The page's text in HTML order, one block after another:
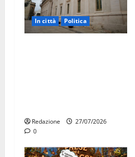
In città Politica
Redazione
27/07/2026
0